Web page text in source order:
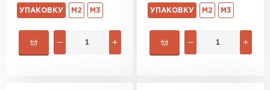
УПАКОВКУ М2 М3 УПАКОВКУ М2 М3